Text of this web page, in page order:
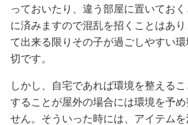
っておいたり、違う部屋に置いてお
に済みますので混乱を招くことはあ
て出来る限りその子が過ごしやすい
切です。
しかし、自宅であれば環境を整える
することが屋外の場合には環境を予
せん。そういった時には、アイテム